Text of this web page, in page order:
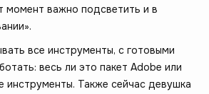
момент важно подсветить и в
все инструменты, с готовыми
весь ли это пакет Adobe или
инструменты. Также сейчас девушка